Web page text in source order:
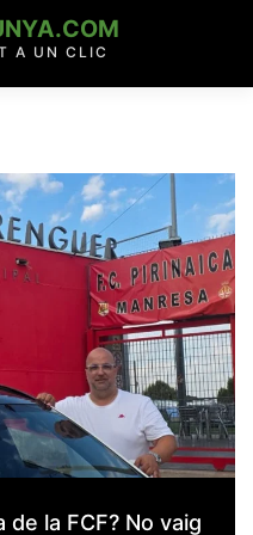
A UN CLIC
la FCF? No vaig